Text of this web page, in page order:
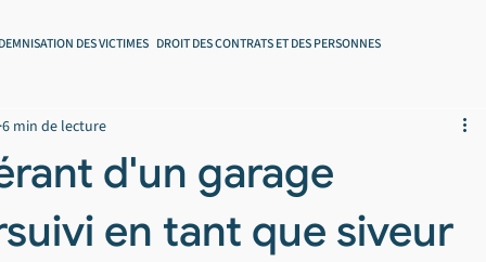
DES VICTIMES DROIT DES CONTRATS ET DES PERSONNES
d'un garage
en tant que siveur
6 min de lecture